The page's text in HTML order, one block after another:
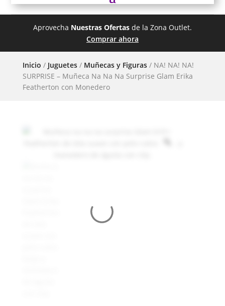
Aprovecha Nuestras Ofertasde la Zona Outlet.
Comprar ahora
Inicio / Juguetes/ Muñecas y Figuras/ NA! NA! NA!
SURPRISE – Muñeca Na Na Na Surprise Glam Erika
Featherton con Monedero